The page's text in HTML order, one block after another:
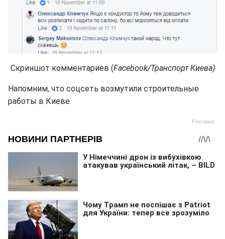
Скриншот комментариев (Facebook/Транспорт Киева)
Напомним, что соцсеть возмутили строительные
работы в Киеве.